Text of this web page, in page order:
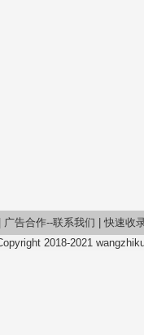
广告合作--联系我们
快速收
2018-2021